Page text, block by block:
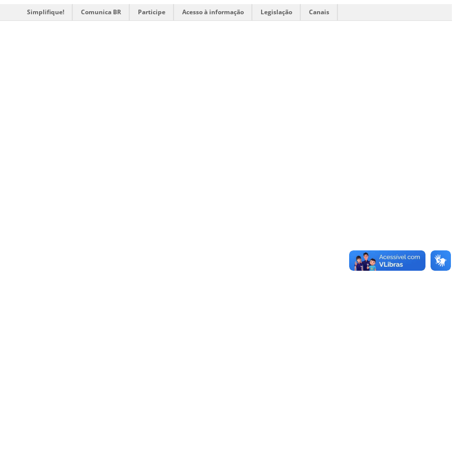
Simplifique! Comunica BR Participe Acesso à informação Legislação Canais